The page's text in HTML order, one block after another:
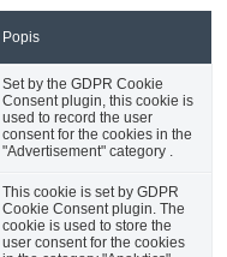
Popis
Set by the GDPR Cookie
Consent plugin, this cookie is
used to record the user
consent for the cookies in the
"Advertisement" category .
This cookie is set by GDPR
Cookie Consent plugin. The
cookie is used to store the
user consent for the cookies